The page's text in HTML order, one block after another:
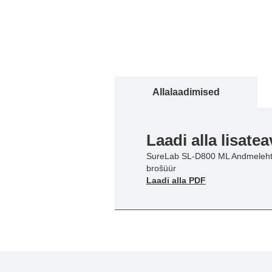
Allalaadimised
Laadi alla
SureLab SL-D800 ML
brošüür
Laadi alla PDF